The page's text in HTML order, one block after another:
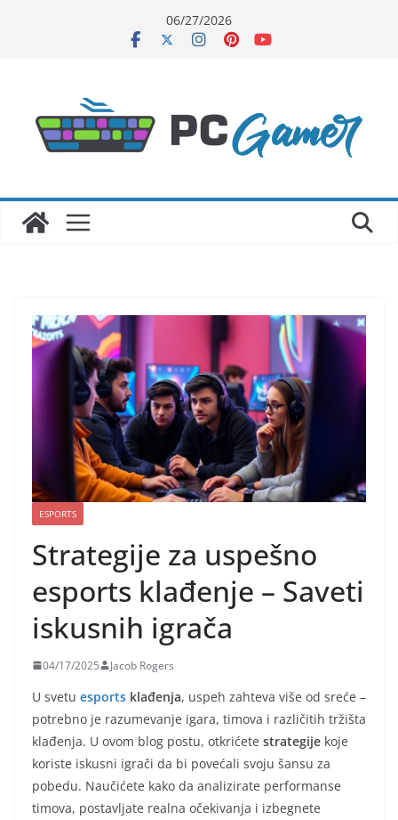
06/27/2026
ESPORTS
Strategije za uspešno
esports klađenje – Saveti
iskusnih igrača
04/17/2025 Jacob Rogers
U svetu esports klađenja, uspeh zahteva više od sreće –
potrebno je razumevanje igara, timova i različitih tržišta
klađenja. U ovom blog postu, otkrićete strategije koje
koriste iskusni igrači da bi povećali svoju šansu za
pobedu. Naučićete kako da analizirate performanse
timova, postavljate realna očekivanja i izbegnete